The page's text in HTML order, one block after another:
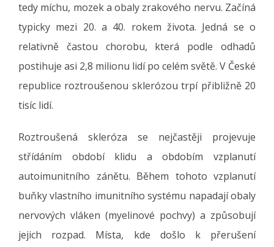
tedy míchu, mozek a obaly zrakového nervu. Začíná
typicky mezi 20. a 40. rokem života. Jedná se o
relativně častou chorobu, která podle odhadů
postihuje asi 2,8 milionu lidí po celém světě. V České
republice roztroušenou sklerózou trpí přibližně 20
tisíc lidí.
Roztroušená skleróza se nejčastěji projevuje
střídáním období klidu a obdobím vzplanutí
autoimunitního zánětu. Během tohoto vzplanutí
buňky vlastního imunitního systému napadají obaly
nervových vláken (myelinové pochvy) a způsobují
jejich rozpad. Místa, kde došlo k přerušení